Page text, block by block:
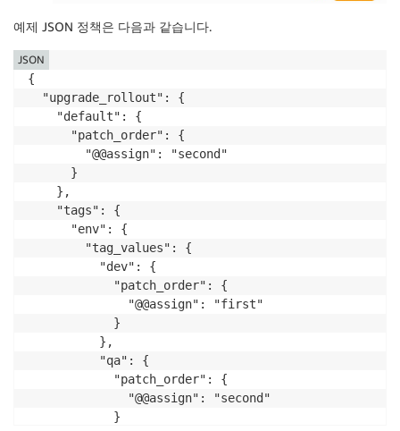
예제 JSON 정책은 다음과 같습니다.
{
  "upgrade_rollout": {
    "default": {
      "patch_order": {
        "@@assign": "second"
      }
    },
    "tags": {
      "env": {
        "tag_values": {
          "dev": {
            "patch_order": {
              "@@assign": "first"
            }
          },
          "qa": {
            "patch_order": {
              "@@assign": "second"
            }
JSON